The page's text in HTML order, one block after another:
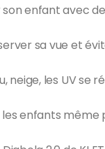
enfant avec
sa vue et
neige, les UV se
enfants même